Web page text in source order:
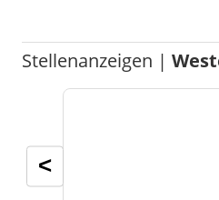
Stellenanzeigen |
<